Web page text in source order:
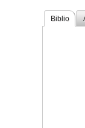
Biblio